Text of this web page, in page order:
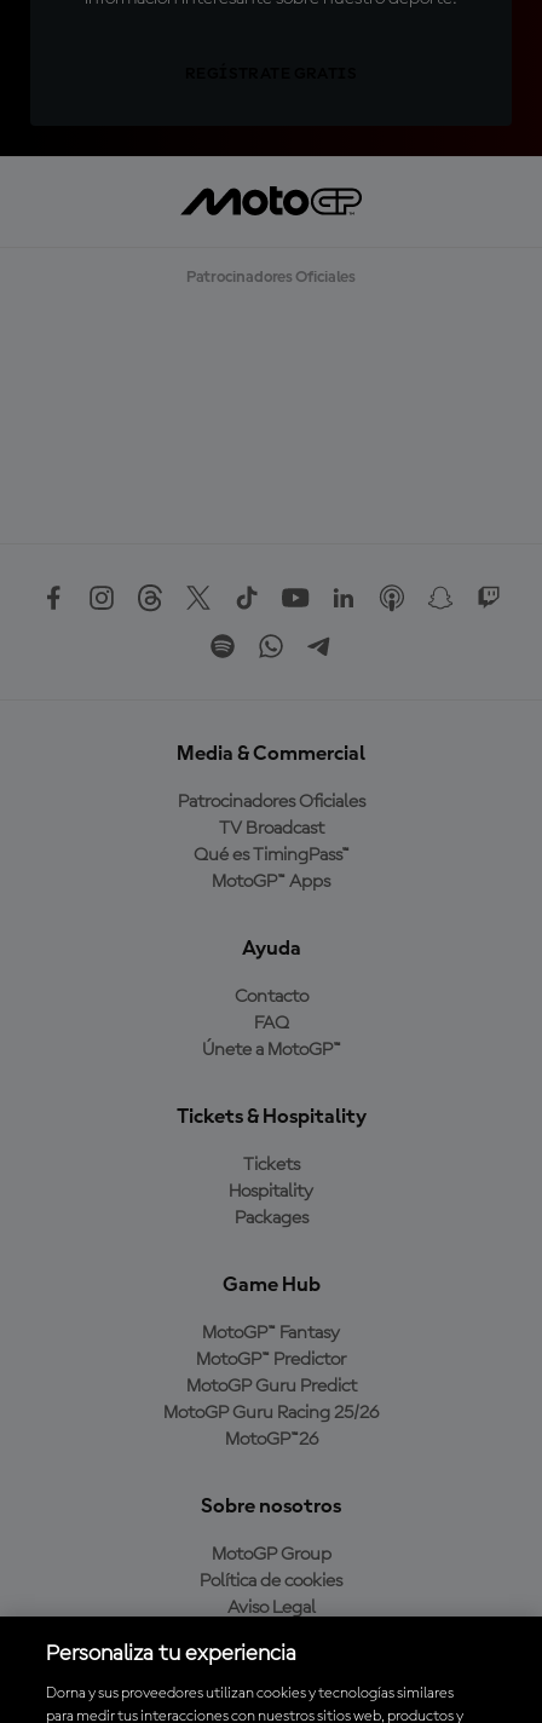
Patrocinadores Oficiales
Media & Commercial
Patrocinadores Oficiales
TV Broadcast
Qué es TimingPass™
MotoGP™ Apps
Ayuda
Contacto
FAQ
Únete a MotoGP™
Tickets & Hospitality
Tickets
Hospitality
Packages
Game Hub
MotoGP™ Fantasy
MotoGP™ Predictor
MotoGP Guru Predict
MotoGP Guru Racing 25/26
MotoGP™26
Sobre nosotros
MotoGP Group
Política de cookies
Aviso Legal
Política de compra
Personaliza tu experiencia
Dorna y sus proveedores utilizan cookies y tecnologías similares
para medir tus interacciones con nuestros sitios web, productos y